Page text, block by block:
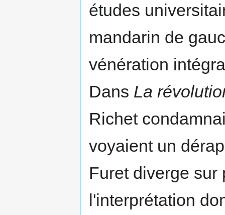
études
mandarin de
vénération
Dans La
Richet
voyaient un
Furet diverge sur
l'interprétation